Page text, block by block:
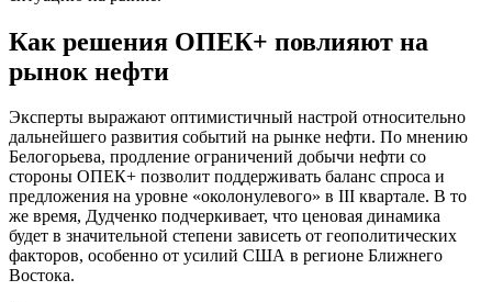
Как решения ОПЕК+ повлияют на
рынок нефти
Эксперты выражают оптимистичный настрой относительно
дальнейшего развития событий на рынке нефти. По мнению
Белогорьева, продление ограничений добычи нефти со
стороны ОПЕК+ позволит поддерживать баланс спроса и
предложения на уровне «околонулевого» в III квартале. В то
же время, Дудченко подчеркивает, что ценовая динамика
будет в значительной степени зависеть от геополитических
факторов, особенно от усилий США в регионе Ближнего
Востока.